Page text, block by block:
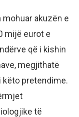
akuzën e
mijë eurot e
që i kishin
megjithatë
këto pretendime.
të